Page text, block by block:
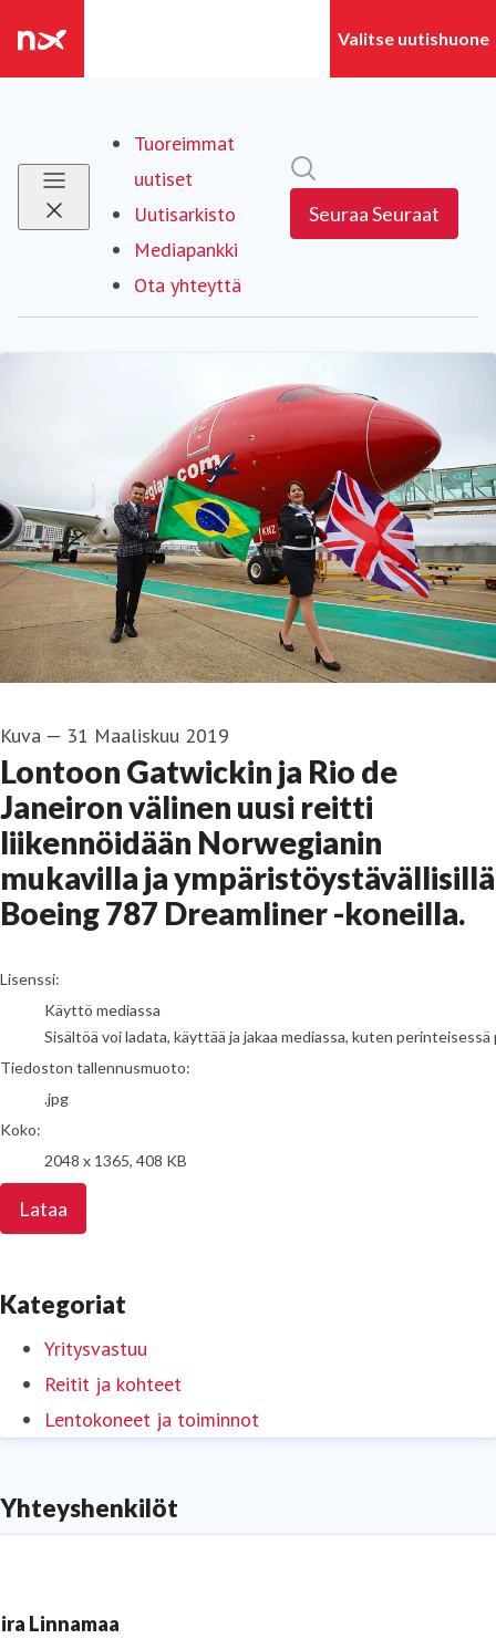
Tuoreimmat
uutiset
Uutisarkisto
Mediapankki
Ota yhteyttä
SeuraaSeuraat
Kuva — 31 Maaliskuu 2019
Lontoon Gatwickin ja Rio de
Janeiron välinen uusi reitti
liikennöidään Norwegianin
mukavilla ja ympäristöystävällisillä
Boeing 787 Dreamliner -koneilla.
go to media item
Lisenssi:
Käyttö mediassa
Sisältöä voi ladata, käyttää ja jakaa mediassa, kuten
Tiedoston tallennusmuoto:
.jpg
Koko:
2048 x 1365, 408 KB
Lataa
Kategoriat
Yritysvastuu
Reitit ja kohteet
Lentokoneet ja toiminnot
Yhteyshenkilöt
Linnamaa